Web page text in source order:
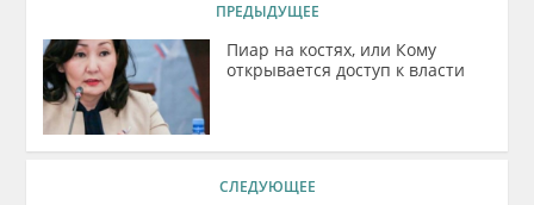
ПРЕДЫДУЩЕЕ
Пиар на костях, или Кому
открывается доступ к власти
СЛЕДУЮЩЕЕ